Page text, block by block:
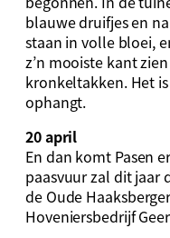
blauwe druifjes en
staan in volle bloei,
z’n mooiste kant
kronkeltakken. Het
ophangt.
20 april
En dan komt Pasen
paasvuur zal dit jaar
de Oude
Hoveniersbedrijf